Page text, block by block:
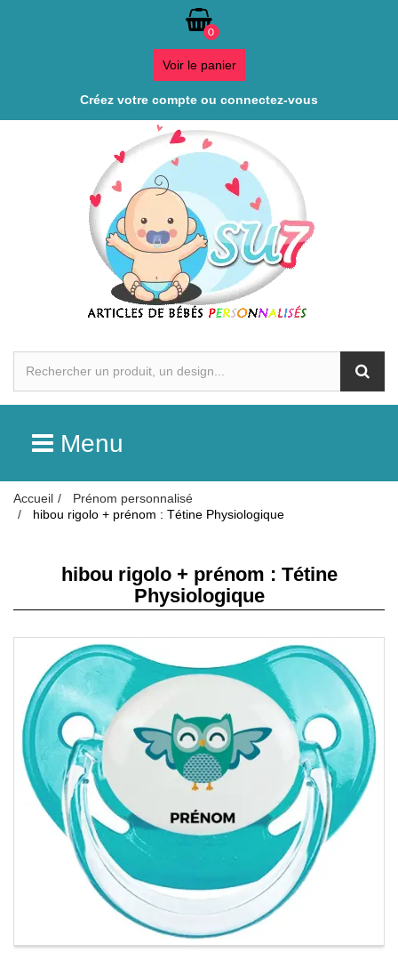
0
Voir le panier
Créez votre compte ou connectez-vous
Menu
Accueil
Prénom personnalisé
hibou rigolo + prénom : Tétine Physiologique
hibou rigolo + prénom : Tétine
Physiologique